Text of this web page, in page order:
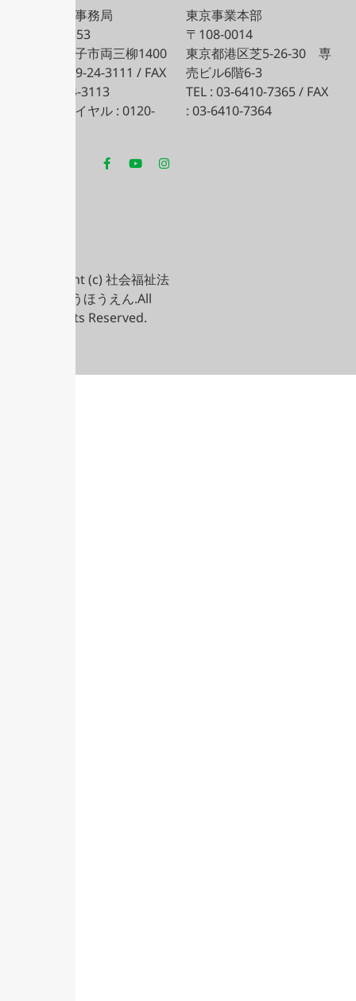
法人本部事務局
〒683-0853
鳥取県米子市両三柳1400
TEL : 0859-24-3111 / FAX
: 0859-24-3113
フリーダイヤル : 0120-
東京事業本部
〒108-0014
東京都港区芝5-26-30 専
売ビル6階6-3
TEL : 03-6410-7365 / FAX
: 03-6410-7364
Copyright (c) 社会福祉法
人 こうほうえん.All
Rights Reserved.